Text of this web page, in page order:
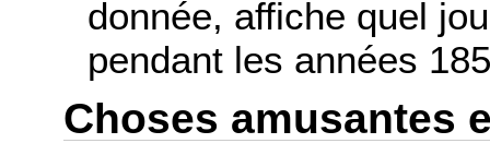
donnée, affiche quel
pendant les années
Choses amusantes